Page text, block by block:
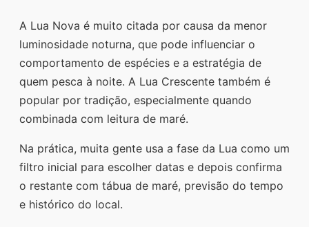
A Lua Nova é muito citada por causa da menor
luminosidade noturna, que pode influenciar o
comportamento de espécies e a estratégia de
quem pesca à noite. A Lua Crescente também é
popular por tradição, especialmente quando
combinada com leitura de maré.
Na prática, muita gente usa a fase da Lua como um
filtro inicial para escolher datas e depois confirma
o restante com tábua de maré, previsão do tempo
e histórico do local.